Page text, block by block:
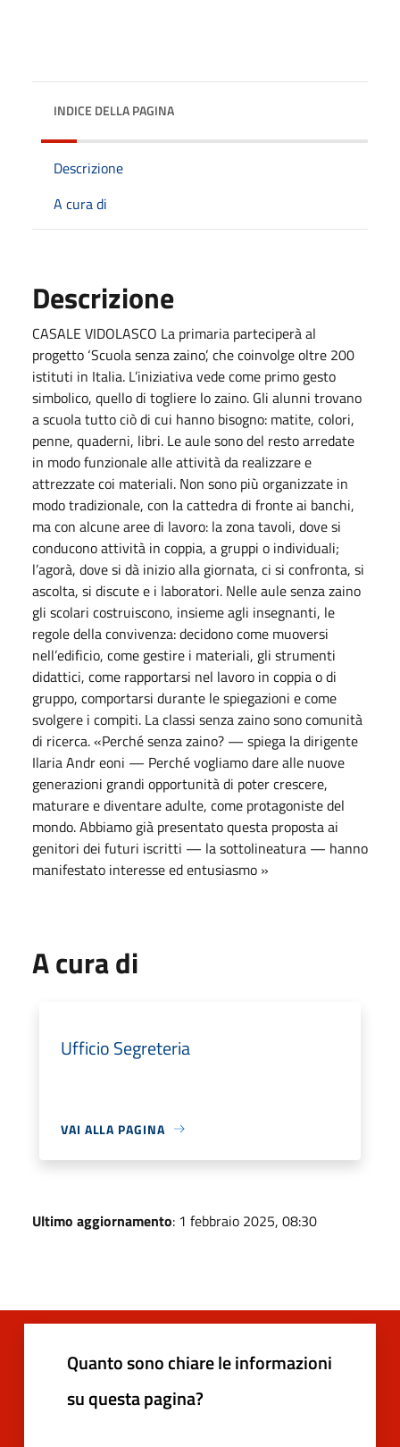
INDICE DELLA PAGINA
Descrizione
A cura di
Descrizione
CASALE VIDOLASCO La primaria parteciperà al
progetto ‘Scuola senza zaino’, che coinvolge oltre 200
istituti in Italia. L’iniziativa vede come primo gesto
simbolico, quello di togliere lo zaino. Gli alunni trovano
a scuola tutto ciò di cui hanno bisogno: matite, colori,
penne, quaderni, libri. Le aule sono del resto arredate
in modo funzionale alle attività da realizzare e
attrezzate coi materiali. Non sono più organizzate in
modo tradizionale, con la cattedra di fronte ai banchi,
ma con alcune aree di lavoro: la zona tavoli, dove si
conducono attività in coppia, a gruppi o individuali;
l’agorà, dove si dà inizio alla giornata, ci si confronta, si
ascolta, si discute e i laboratori. Nelle aule senza zaino
gli scolari costruiscono, insieme agli insegnanti, le
regole della convivenza: decidono come muoversi
nell’edificio, come gestire i materiali, gli strumenti
didattici, come rapportarsi nel lavoro in coppia o di
gruppo, comportarsi durante le spiegazioni e come
svolgere i compiti. La classi senza zaino sono comunità
di ricerca. «Perché senza zaino? — spiega la dirigente
Ilaria Andr eoni — Perché vogliamo dare alle nuove
generazioni grandi opportunità di poter crescere,
maturare e diventare adulte, come protagoniste del
mondo. Abbiamo già presentato questa proposta ai
genitori dei futuri iscritti — la sottolineatura — hanno
manifestato interesse ed entusiasmo »
A cura di
Ufficio Segreteria
VAI ALLA PAGINA
Ultimo aggiornamento: 1 febbraio 2025, 08:30
Quanto sono chiare le informazioni
su questa pagina?